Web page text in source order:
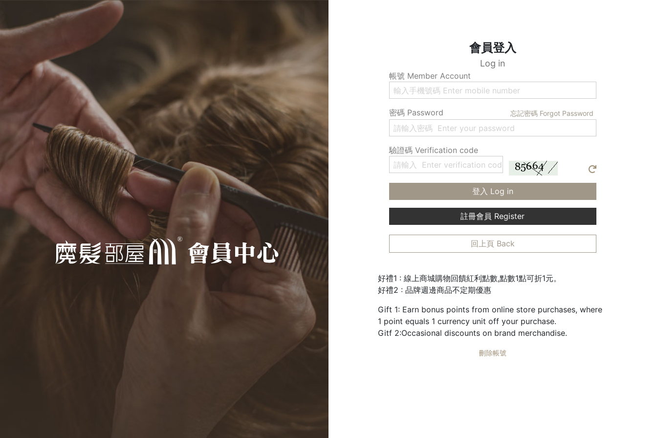
會員登入
Log in
帳號 Member Account
密碼 Password 忘記密碼 Forgot Password
驗證碼 Verification code
登入 Log in
註冊會員 Register
回上頁 Back
好禮1 : 線上商城購物回饋紅利點數,點數1點可折1元。
好禮2 : 品牌週邊商品不定期優惠
Gift 1: Earn bonus points from online store purchases, where
1 point equals 1 currency unit off your purchase.
Gitf 2:Occasional discounts on brand merchandise.
刪除帳號